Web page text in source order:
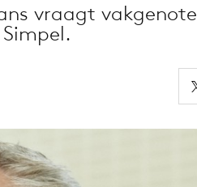
& crisis
vraagt